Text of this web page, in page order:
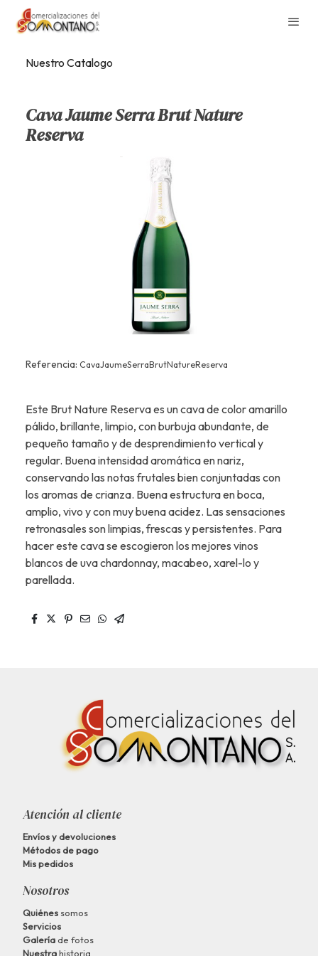
Nuestro Catalogo
Cava Jaume Serra Brut Nature
Reserva
Referencia: CavaJaumeSerraBrutNatureReserva
Este Brut Nature Reserva es un cava de color amarillo
pálido, brillante, limpio, con burbuja abundante, de
pequeño tamaño y de desprendimiento vertical y
regular. Buena intensidad aromática en nariz,
conservando las notas frutales bien conjuntadas con
los aromas de crianza. Buena estructura en boca,
amplio, vivo y con muy buena acidez. Las sensaciones
retronasales son limpias, frescas y persistentes. Para
hacer este cava se escogieron los mejores vinos
blancos de uva chardonnay, macabeo, xarel-lo y
parellada.
Atención al cliente
Envíos y devoluciones
Métodos de pago
Mis pedidos
Nosotros
Quiénes somos
Servicios
Galería de fotos
Nuestrahistoria